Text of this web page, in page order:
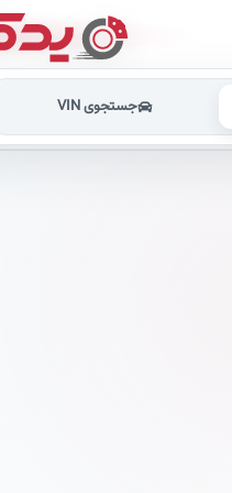
جستجوی VIN